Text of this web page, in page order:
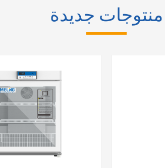
منتوجات جديدة